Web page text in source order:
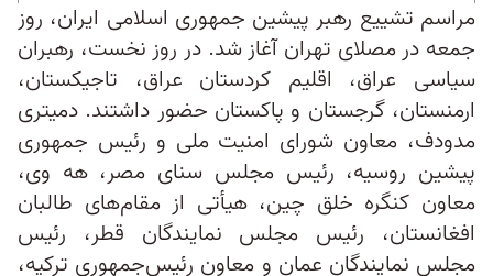
مراسم تشییع رهبر پیشین جمهوری اسلامی ایران، روز
جمعه در مصلای تهران آغاز شد. در روز نخست، رهبران
سیاسی عراق، اقلیم کردستان عراق، تاجیکستان،
ارمنستان، گرجستان و پاکستان حضور داشتند. دمیتری
مدودف، معاون شورای امنیت ملی و رئیس جمهوری
پیشین روسیه، رئیس مجلس سنای مصر، هه وی،
معاون کنگره خلق چین، هیأتی از مقام‌های طالبان
افغانستان، رئیس مجلس نمایندگان قطر، رئیس
مجلس نمایندگان عمان و معاون رئیس‌جمهوری ترکیه،